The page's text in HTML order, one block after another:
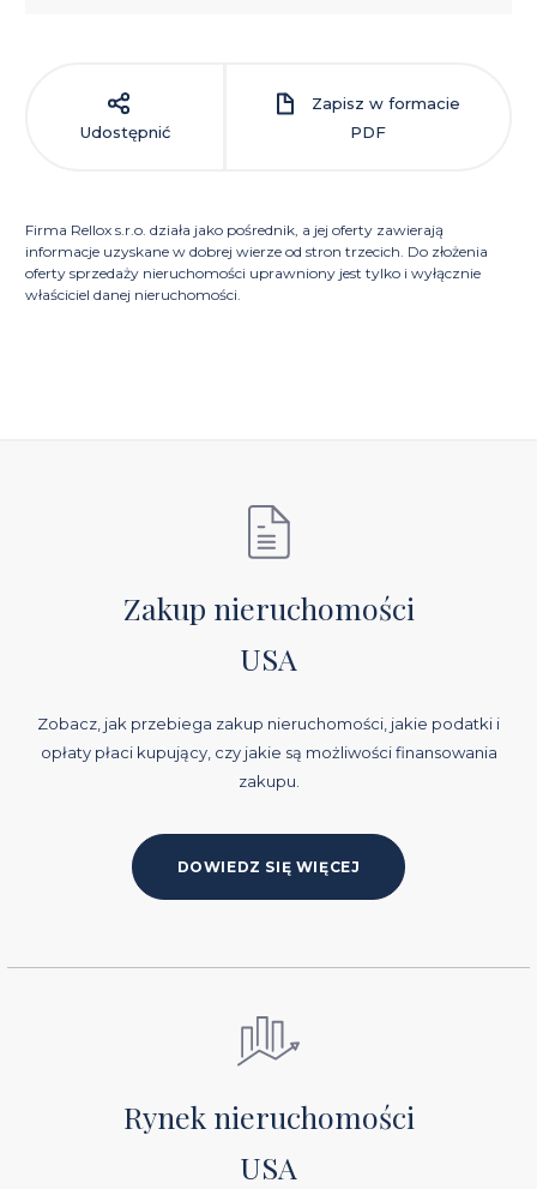
Udostępnić
Zapisz w formacie
PDF
Firma Rellox s.r.o. działa jako pośrednik, a jej oferty zawierają
informacje uzyskane w dobrej wierze od stron trzecich. Do złożenia
oferty sprzedaży nieruchomości uprawniony jest tylko i wyłącznie
właściciel danej nieruchomości.
Zakup nieruchomości
USA
Zobacz, jak przebiega zakup nieruchomości, jakie podatki i
opłaty płaci kupujący, czy jakie są możliwości finansowania
zakupu.
DOWIEDZ SIĘ WIĘCEJ
Rynek nieruchomości
USA